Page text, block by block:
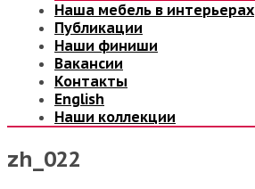
Наша мебель в интерьерах
Публикации
Наши финиши
Вакансии
Контакты
English
Наши коллекции
zh_022